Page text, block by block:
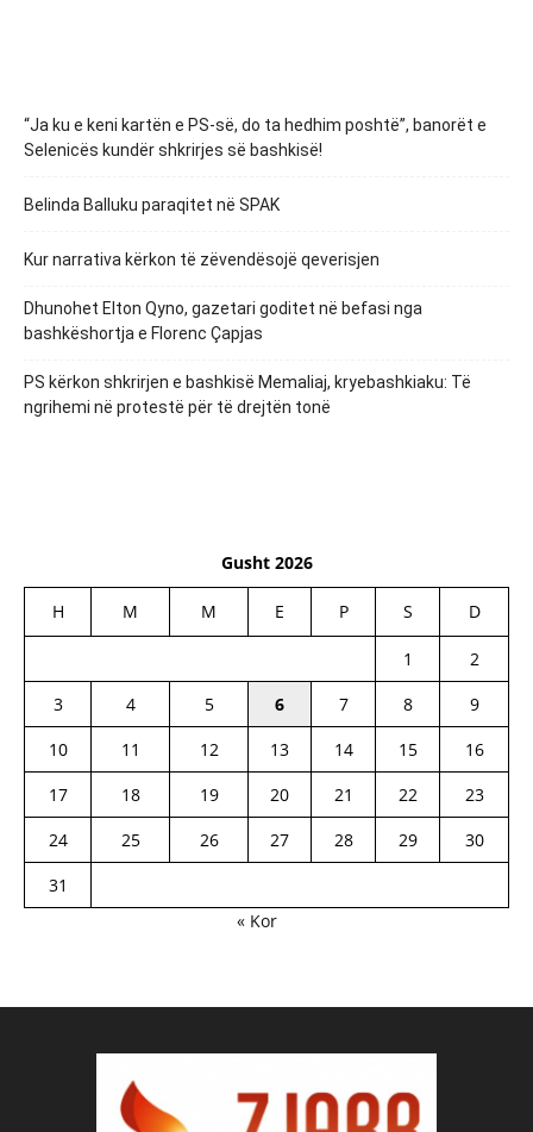
“Ja ku e keni kartën e PS-së, do ta hedhim poshtë”, banorët e
Selenicës kundër shkrirjes së bashkisë!
Belinda Balluku paraqitet në SPAK
Kur narrativa kërkon të zëvendësojë qeverisjen
Dhunohet Elton Qyno, gazetari goditet në befasi nga
bashkëshortja e Florenc Çapjas
PS kërkon shkrirjen e bashkisë Memaliaj, kryebashkiaku: Të
ngrihemi në protestë për të drejtën tonë
Gusht 2026
H M M E P S D
1
2
3
4 5 6 7 8
9
10
11 12 13 14 15
16
17
18 19 20 21 22
23
24
25 26 27 28 29
30
31
« Kor